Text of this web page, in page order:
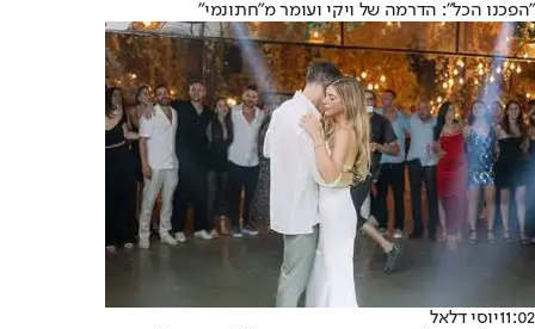
"הפכנו הכל": הדרמה של ויקי ועומר מ"חתונמי"
11:02יוסי דלאל